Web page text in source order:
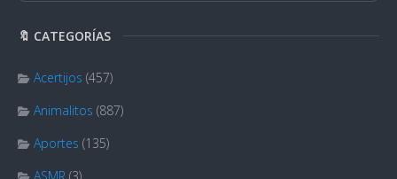
🔖 CATEGORÍAS
Acertijos (457)
Animalitos (887)
Aportes (135)
ASMR (3)